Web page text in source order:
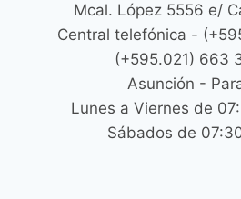
Mcal. López 5556 e/
Central telefónica -
(+595.021) 663
Asunción -
Lunes a Viernes de
Sábados de